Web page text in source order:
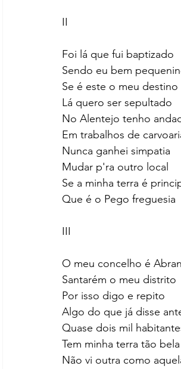
II
Foi lá que fui baptizado
Sendo eu bem
Se é este o meu destino
Lá quero ser sepultado
No Alentejo tenho
Em trabalhos de
Nunca ganhei simpatia
Mudar p'ra outro local
Se a minha terra é
Que é o Pego freguesia
III
O meu concelho é
Santarém o meu distrito
Por isso digo e repito
Algo do que já disse
Quase dois mil
Tem minha terra tão bela
Não vi outra como